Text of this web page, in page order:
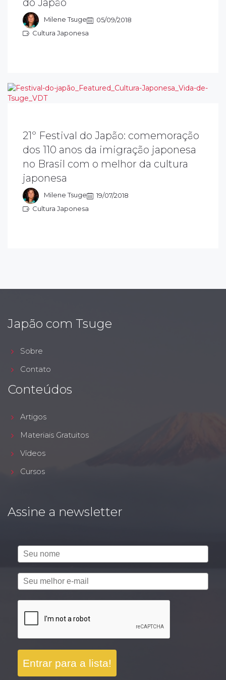
do Japão
Milene Tsuge
05/09/2018
Cultura Japonesa
conta do coração dos japoneses e
21º Festival do Japão: comemoração
dos 110 anos da imigração japonesa
no Brasil com o melhor da cultura
japonesa
Milene Tsuge
19/07/2018
Cultura Japonesa
objetivo do festival do japão é preservar e
a cultura japonesa e transmitir as
para as novas gerações. Este ano
os 110 anos da imigração
Japão com Tsuge
Sobre
Contato
Conteúdos
Artigos
Materiais Gratuitos
Vídeos
Cursos
Assine a newsletter
Entrar para a lista!